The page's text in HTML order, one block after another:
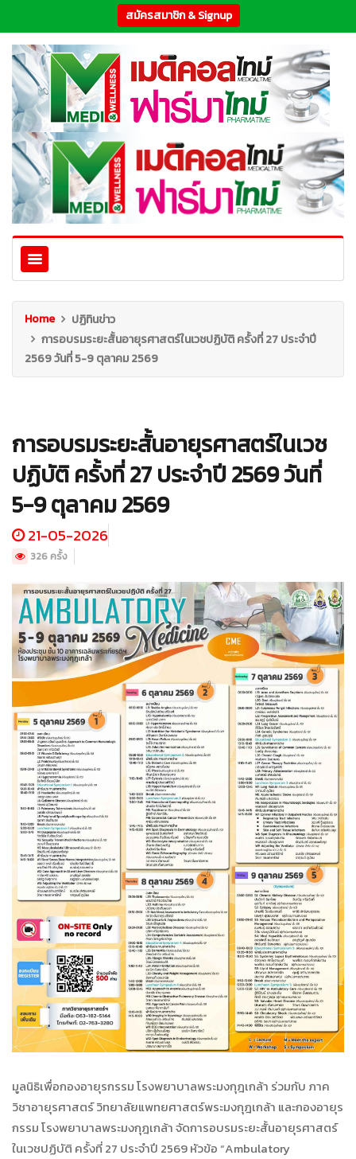
สมัครสมาชิก & Signup
Home
ปฏิทินข่าว
การอบรมระยะสั้นอายุรศาสตร์ในเวชปฏิบัติ ครั้งที่ 27 ประจำปี
2569 วันที่ 5-9 ตุลาคม 2569
การอบรมระยะสั้นอายุรศาสตร์ในเวช
ปฏิบัติ ครั้งที่ 27 ประจำปี 2569 วันที่
5-9 ตุลาคม 2569
21-05-2026
326 ครั้ง
มูลนิธิเพื่อกองอายุรกรรม โรงพยาบาลพระมงกุฎเกล้า ร่วมกับ ภาค
วิชาอายุรศาสตร์ วิทยาลัยแพทยศาสตร์พระมงกุฎเกล้า และกองอายุร
กรรม โรงพยาบาลพระมงกุฎเกล้า จัดการอบรมระยะสั้นอายุรศาสตร์
ในเวชปฏิบัติ ครั้งที่ 27 ประจำปี 2569 หัวข้อ “Ambulatory